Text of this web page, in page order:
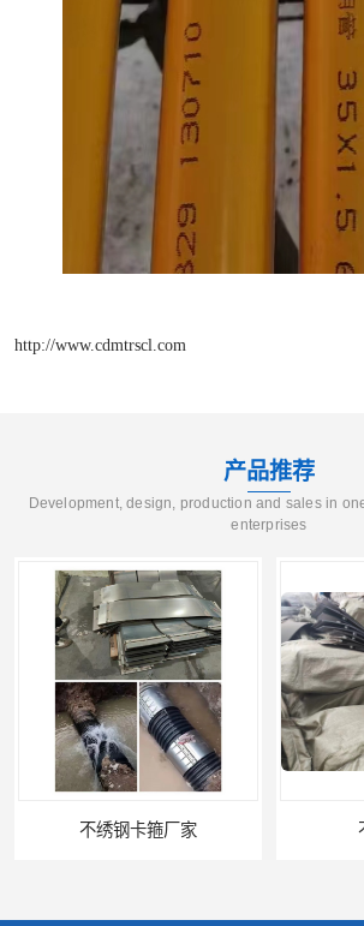
http://www.cdmtrscl.com
产品推荐
Development, design, production and sales in
enterprises
不绣钢卡箍